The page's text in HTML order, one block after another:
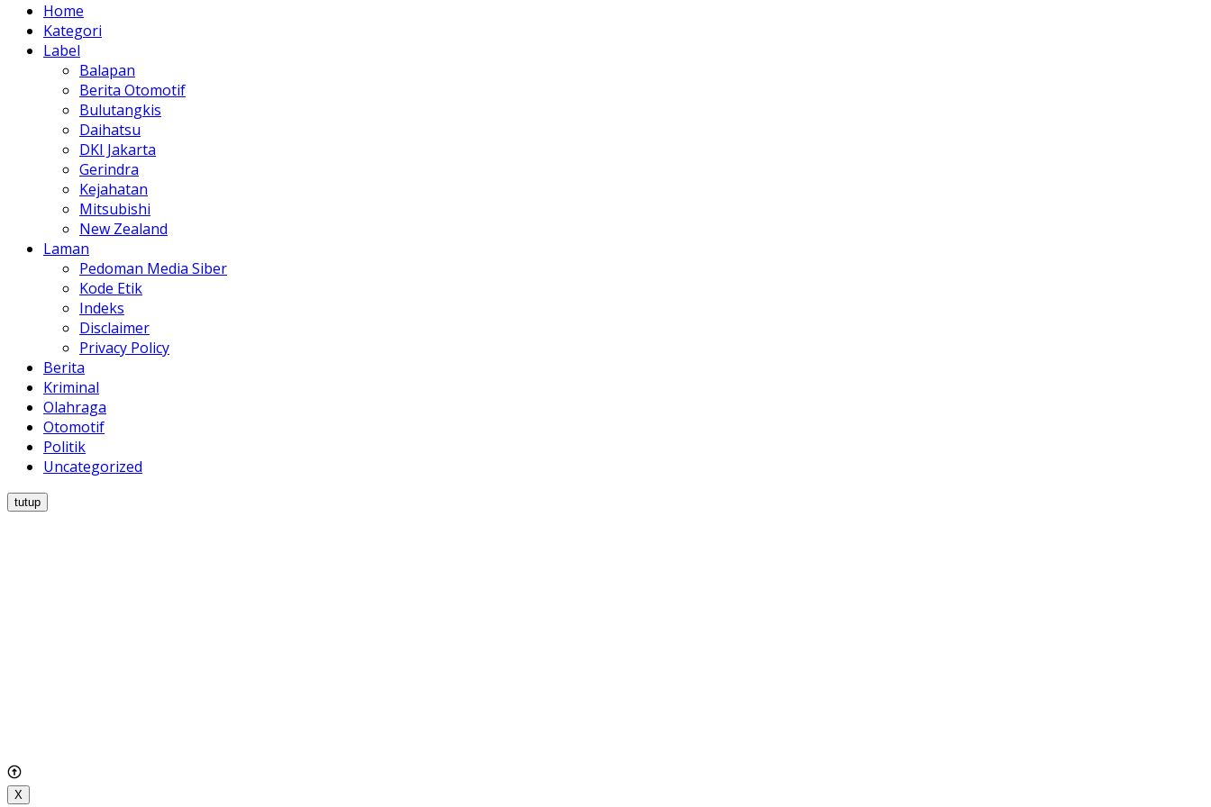
Home
Kategori
Label
Balapan
Berita Otomotif
Bulutangkis
Daihatsu
DKI Jakarta
Gerindra
Kejahatan
Mitsubishi
New Zealand
Laman
Pedoman Media Siber
Kode Etik
Indeks
Disclaimer
Privacy Policy
Berita
Kriminal
Olahraga
Otomotif
Politik
Uncategorized
tutup
X